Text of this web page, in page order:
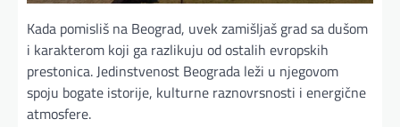
Kada pomisliš na Beograd, uvek zamišljaš grad sa dušom
i karakterom koji ga razlikuju od ostalih evropskih
prestonica. Jedinstvenost Beograda leži u njegovom
spoju bogate istorije, kulturne raznovrsnosti i energične
atmosfere.